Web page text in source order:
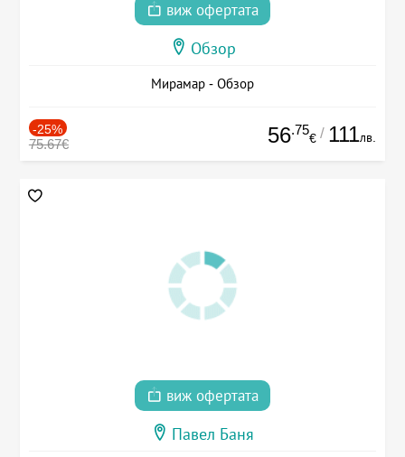
виж офертата
Обзор
Мирамар - Обзор
-25%
75.67€ 56.75
€ / 111лв.
виж офертата
Павел Баня